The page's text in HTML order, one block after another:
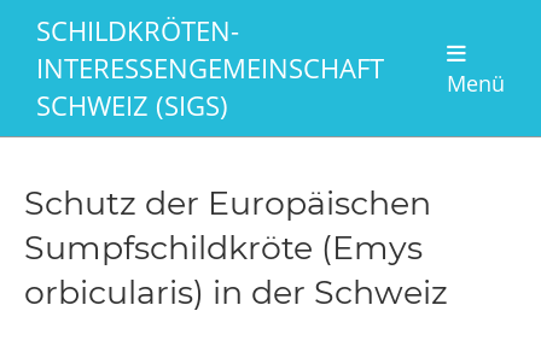
SCHILDKRÖTEN-
INTERESSENGEMEINSCHAFT
SCHWEIZ (SIGS)
Menü
Schutz der Europäischen
Sumpfschildkröte (Emys
orbicularis) in der Schweiz